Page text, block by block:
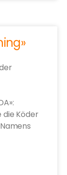
die Köder